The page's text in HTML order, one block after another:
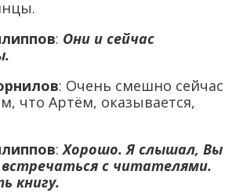
: Они и сейчас
.
: Очень смешно сейчас
что Артём, оказывается,
: Хорошо. Я слышал, Вы
с читателями.
книгу.